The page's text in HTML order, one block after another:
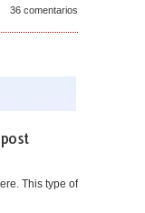
36 comentarios
This type of